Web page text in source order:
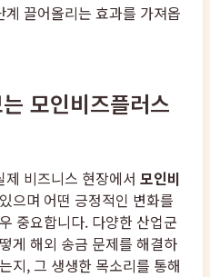
끌어올리는 효과를 가져옵
모인비즈플러스
비즈니스 현장에서 모인비
으며 어떤 긍정적인 변화를
중요합니다. 다양한 산업군
게 해외 송금 문제를 해결하
지, 그 생생한 목소리를 통해